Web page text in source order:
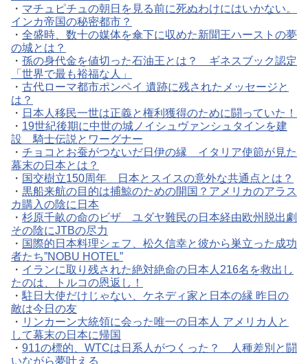
・ マチュピチュの朝日を見る前に死ぬわけにはいかない。
インカ帝国の秘密都市？
・ 全盛時、数十の媒体を傘下に収めた新聞王ハーストの夢
の城とは？
・ 孫の身代金を値切った石油王とは？ ギネスブック認定
「世界で最も裕福な人」
・ 古代ローマ都市ポンペイ 遺跡に残されたメッセージと
は？
・ 日本人移民一世は正義と権利獲得のために闘っていた！
・ 19世紀後期に中世の城ノイシュヴァンシュタインを建
設 騎士伝説とワーグナー
・ チョコとお蚕がつないだ日伊の縁 イタリア使節が見た
幕末の日本とは？
・ 国交樹立150周年 日本とスイスの意外な共通点とは？
・ 黒船来航の目的は捕鯨のための開国？アメリカのアラス
カ購入の陰に日本
・ 杉原千畝の命のビザ ユダヤ難民の日本経由欧州脱出劇
その陰にJTBの尽力
・ 国際的日本料理シェフ、松久信幸と彼から巣立った成功
者たち”NOBU HOTEL”
・ イランに取り残された絶対絶命の日本人216名を救出し
たのは、トルコの恩返し！
・ 駐日大使だけじゃない、ケネディ家と日本の縁 昨日の
敵は今日の友
・ リンカーン大統領に会った唯一の日本人 アメリカ人と
して幕末の日本に帰国
・ 911の標的、WTCは日系人がつくった？ 人種差別と闘
いながら夢叶える